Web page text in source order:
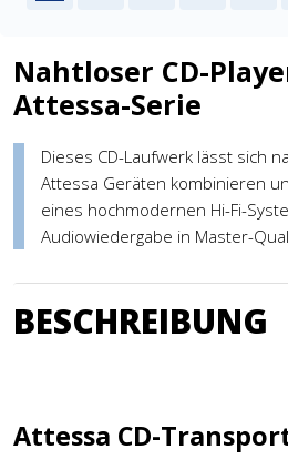
Nahtloser CD-
Attessa-Serie
Dieses CD-Laufwerk lässt sich
Attessa Geräten kombinieren
eines hochmodernen Hi-Fi-
Audiowiedergabe in Master-
BESCHREIBUNG
Attessa CD-